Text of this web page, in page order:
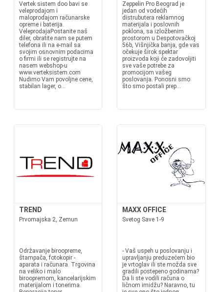
Vertek sistem doo bavi se
veleprodajom i
maloprodajom računarske
opreme i baterija.
VeleprodajaPostanite naš
diler, obratite nam se putem
telefona ili na e-mail sa
svojim osnovnim podacima
o firmi ili se registrujte na
nasem webshop-u
www.verteksistem.com
Nudimo Vam povoljne cene,
stabilan lager, o...
Zeppelin Pro Beograd je
jedan od vodećih
distrubutera reklamnog
materijala i poslovnih
poklona, sa izložbenim
prostorom u Despotovačkoj
56b, Višnjička banja, gde vas
očekuje širok spektar
proizvoda koji će zadovoljiti
sve vaše potrebe za
promocijom vašeg
poslovanja. Ponosni smo
što smo postali prep...
TREND
Prvomajska 2, Zemun
Održavanje biroopreme,
štampača, fotokopir -
aparata i računara. Trgovina
na veliko i malo
biroopremom, kancelarijskim
materijalom i tonerima.
MAXX OFFICE
Svetog Save 1-9
- Vaš uspeh u poslovanju i
upravljanju preduzećem bio
je vrtoglav ili ste možda sve
gradili postepeno godinama?
Da li ste vodili računa o
ličnom imidžu? Naravno, tu